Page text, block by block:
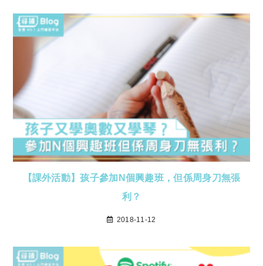
【課外活動】孩子參加N個興趣班，但係周身刀無張
利？
2018-11-12